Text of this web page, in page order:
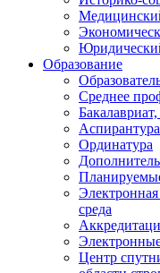
Образование
Среднее
Аспирантура
Ординатура
среда
Центр